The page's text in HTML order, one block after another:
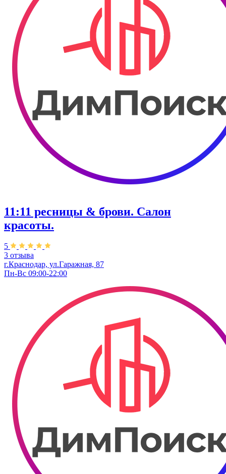
11:11 ресницы & брови. Салон
красоты.
5
3 отзыва
г.Краснодар, ул.Гаражная, 87
Пн-Вс 09:00-22:00